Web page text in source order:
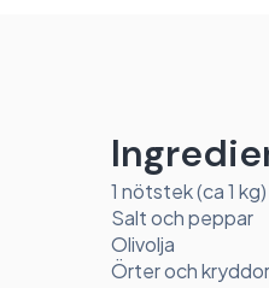
1 nötstek (ca 1 kg)
Salt och peppar
Olivolja
Örter och